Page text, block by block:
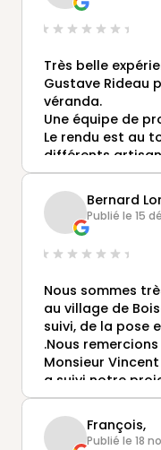
Très belle
Gustave Rideau
véranda.
Une équipe de
Le rendu est au
différents
conseiller
rendu disponible
!!!
Bernard
Publié le 15
Nous sommes
au village de
suivi, de la pose
.Nous
Monsieur
a suivi notre
! Nous
Saint Herblain.
François,
Publié le 18